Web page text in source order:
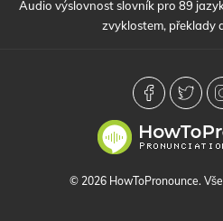
Audio výslovnost slovník pro 89
zvyklostem, překlady
© 2026 HowToPronounce.